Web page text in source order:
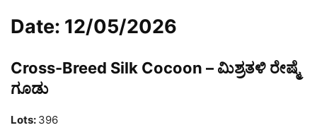
Date: 12/05/2026
Cross-Breed Silk Cocoon – ಮಿಶ್ರತಳಿ ರೇಷ್ಮೆ
ಗೂಡು
Lots: 396